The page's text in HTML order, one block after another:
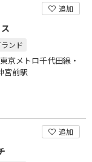
追加
ンド
京メトロ千代田線・
宮前駅
追加